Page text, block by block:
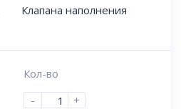
Клапана наполнения
Кол-во
-
+